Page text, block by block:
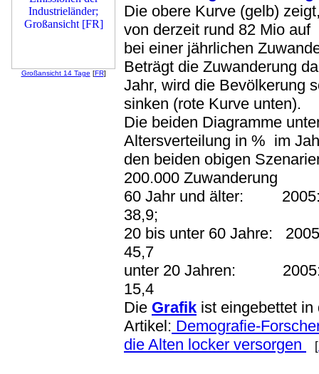
Großansicht 14 Tage [FR]
Die obere Kurve (gelb)
von derzeit rund 82 Mio
bei einer jährlichen
Beträgt die Zuwanderung
Jahr, wird die Bevölkerung
sinken (rote Kurve unten).
Die beiden Diagramme
Altersverteilung in % im
den beiden obigen
200.000 Zuwanderung
60 Jahr und älter:
38,9;
20 bis unter 60 Jahre:
45,7
unter 20 Jahren:
15,4
Die Grafik ist eingebettet in
Artikel: Demografie-
die Alten locker versorgen
[